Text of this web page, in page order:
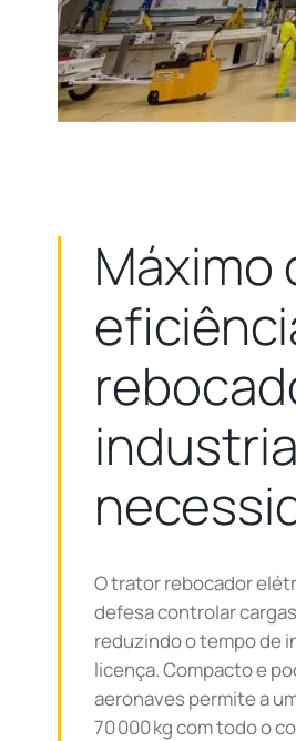
Máximo
O trator rebocador
defesa controlar
reduzindo o tempo de
licença. Compacto e
aeronaves permite a
70 000 kg com todo o